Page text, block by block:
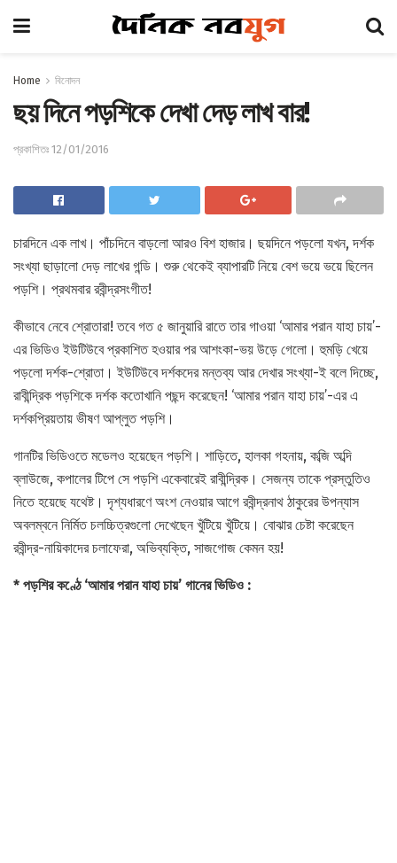
Home বিনোদন
ছয় দিনে পড়শিকে দেখা দেড় লাখ বার!
প্রকাশিতঃ 12/01/2016
চারদিনে এক লাখ। পাঁচদিনে বাড়লো আরও বিশ হাজার। ছয়দিনে পড়লো যখন, দর্শক
সংখ্যা ছাড়ালো দেড় লাখের গন্ডি। শুরু থেকেই ব্যাপারটি নিয়ে বেশ ভয়ে ভয়ে ছিলেন
পড়শি। প্রথমবার রবীন্দ্রসংগীত!
কীভাবে নেবে শ্রোতারা! তবে গত ৫ জানুয়ারি রাতে তার গাওয়া ‘আমার পরান যাহা চায়’-
এর ভিডিও ইউটিউবে প্রকাশিত হওয়ার পর আশংকা-ভয় উড়ে গেলো। হুমড়ি খেয়ে
পড়লো দর্শক-শ্রোতা। ইউটিউবে দর্শকদের মন্তব্য আর দেখার সংখ্যা-ই বলে দিচ্ছে,
রাবীন্দ্রিক পড়শিকে দর্শক কতোখানি পছন্দ করেছেন! ‘আমার পরান যাহা চায়’-এর এ
দর্শকপ্রিয়তায় ভীষণ আপ্লুত পড়শি।
গানটির ভিডিওতে মডেলও হয়েছেন পড়শি। শাড়িতে, হালকা গহনায়, কব্জি অব্দি
ব্লাউজে, কপালের টিপে সে পড়শি একেবারেই রাবীন্দ্রিক। সেজন্য তাকে প্রস্তুতিও
নিতে হয়েছে যথেষ্ট। দৃশ্যধারণে অংশ নেওয়ার আগে রবীন্দ্রনাথ ঠাকুরের উপন্যাস
অবলম্বনে নির্মিত চলচ্চিত্রগুলো দেখেছেন খুঁটিয়ে খুঁটিয়ে। বোঝার চেষ্টা করেছেন
রবীন্দ্র-নায়িকাদের চলাফেরা, অভিব্যক্তি, সাজগোজ কেমন হয়!
* পড়শির কণ্ঠে ‘আমার পরান যাহা চায়’ গানের ভিডিও :